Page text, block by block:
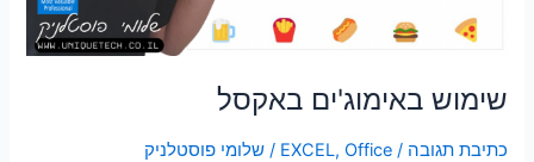
שימוש באימוג'ים באקסל
כתיבת תגובה /
EXCEL, Office
/שלומי פוסטלניק